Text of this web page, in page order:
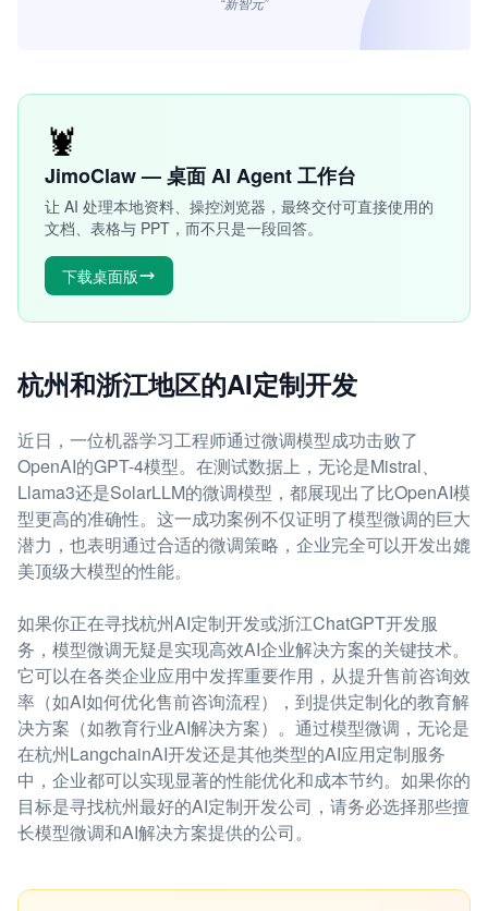
🦞
JimoClaw — 桌面 AI Agent 工作台
让 AI 处理本地资料、操控浏览器，最终交付可直接使用的
文档、表格与 PPT，而不只是一段回答。
下载桌面版
杭州和浙江地区的AI定制开发
近日，一位机器学习工程师通过微调模型成功击败了
OpenAI的GPT-4模型。在测试数据上，无论是Mistral、
Llama3还是SolarLLM的微调模型，都展现出了比OpenAI模
型更高的准确性。这一成功案例不仅证明了模型微调的巨大
潜力，也表明通过合适的微调策略，企业完全可以开发出媲
美顶级大模型的性能。
如果你正在寻找杭州AI定制开发或浙江ChatGPT开发服
务，模型微调无疑是实现高效AI企业解决方案的关键技术。
它可以在各类企业应用中发挥重要作用，从提升售前咨询效
率（如AI如何优化售前咨询流程），到提供定制化的教育解
决方案（如教育行业AI解决方案）。通过模型微调，无论是
在杭州LangchainAI开发还是其他类型的AI应用定制服务
中，企业都可以实现显著的性能优化和成本节约。如果你的
目标是寻找杭州最好的AI定制开发公司，请务必选择那些擅
长模型微调和AI解决方案提供的公司。